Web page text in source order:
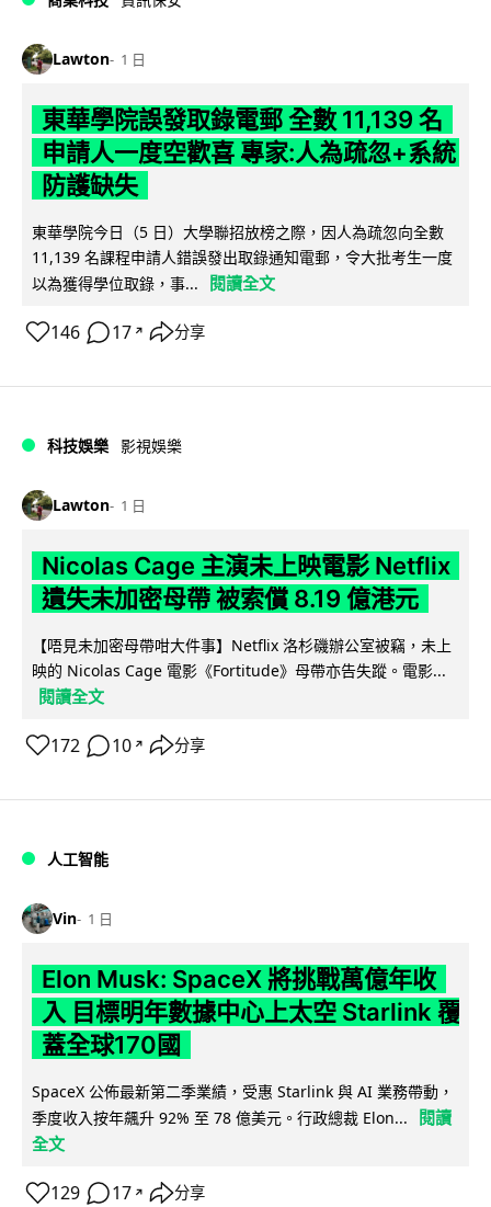
Lawton 1 日
東華學院誤發取錄電郵 全數 11,139 名
申請人一度空歡喜 專家:人為疏忽+系統
防護缺失
東華學院今日（5 日）大學聯招放榜之際，因人為疏忽向全數
11,139 名課程申請人錯誤發出取錄通知電郵，令大批考生一度
以為獲得學位取錄，事...
閱讀全文
146 17 ↗ 分享
科技娛樂 影視娛樂
Lawton 1 日
Nicolas Cage 主演未上映電影 Netflix
遺失未加密母帶 被索償 8.19 億港元
【唔見未加密母帶咁大件事】Netflix 洛杉磯辦公室被竊，未上
映的 Nicolas Cage 電影《Fortitude》母帶亦告失蹤。電影...
閱讀全文
172 10 ↗ 分享
人工智能
Vin 1 日
Elon Musk: SpaceX 將挑戰萬億年收
入 目標明年數據中心上太空 Starlink 覆
蓋全球170國
SpaceX 公佈最新第二季業績，受惠 Starlink 與 AI 業務帶動，
季度收入按年飆升 92% 至 78 億美元。行政總裁 Elon...
閱讀
全文
129 17 ↗ 分享